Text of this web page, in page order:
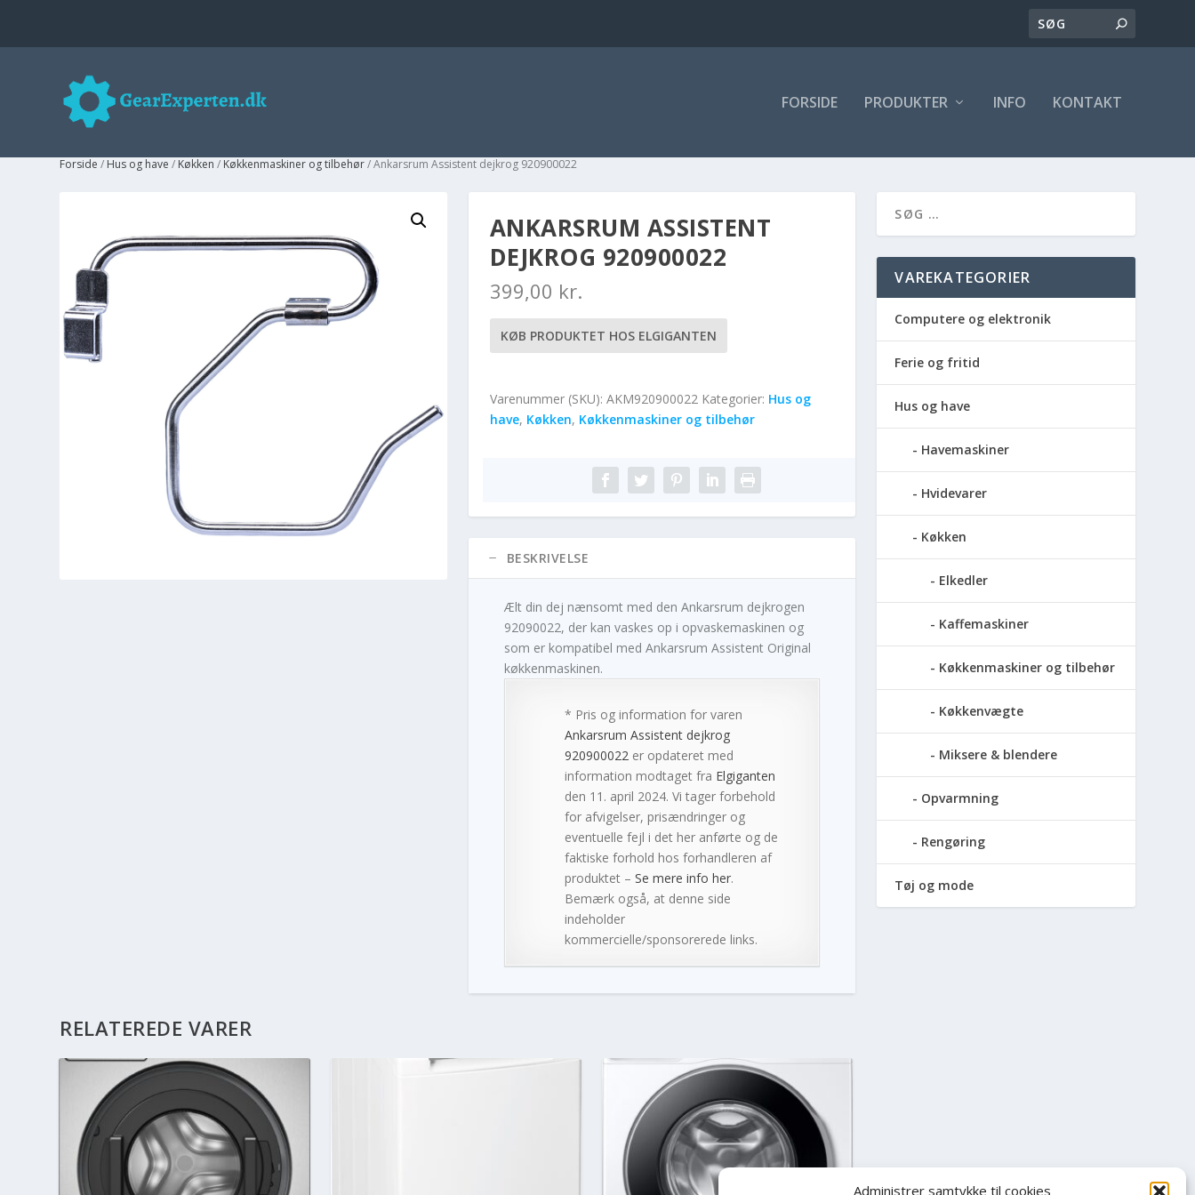
Administrer samtykke til cookies
FORSIDE PRODUKTER INFO KONTAKT
Forside / Hus og have / Køkken / Køkkenmaskiner og tilbehør/ Ankarsrum Assistent dejkrog 920900022
ANKARSRUM ASSISTENT
DEJKROG 920900022
399,00 kr.
KØB PRODUKTET HOS ELGIGANTEN
Varenummer (SKU): AKM920900022 Kategorier: Hus og
have, Køkken, Køkkenmaskiner og tilbehør
BESKRIVELSE
Ælt din dej nænsomt med den Ankarsrum dejkrogen
92090022, der kan vaskes op i opvaskemaskinen og
som er kompatibel med Ankarsrum Assistent Original
køkkenmaskinen.
* Pris og information for varen
Ankarsrum Assistent dejkrog
920900022er opdateret med
information modtaget fra Elgiganten
den 11. april 2024. Vi tager forbehold
for afvigelser, prisændringer og
eventuelle fejl i det her anførte og de
faktiske forhold hos forhandleren af
produktet – Se mere info her.
Bemærk også, at denne side
indeholder
kommercielle/sponsorerede links.
RELATEREDE VARER
VAREKATEGORIER
Computere og elektronik
Ferie og fritid
Hus og have
Havemaskiner
Hvidevarer
Køkken
Elkedler
Kaffemaskiner
Køkkenmaskiner og tilbehør
Køkkenvægte
Miksere & blendere
Opvarmning
Rengøring
Tøj og mode